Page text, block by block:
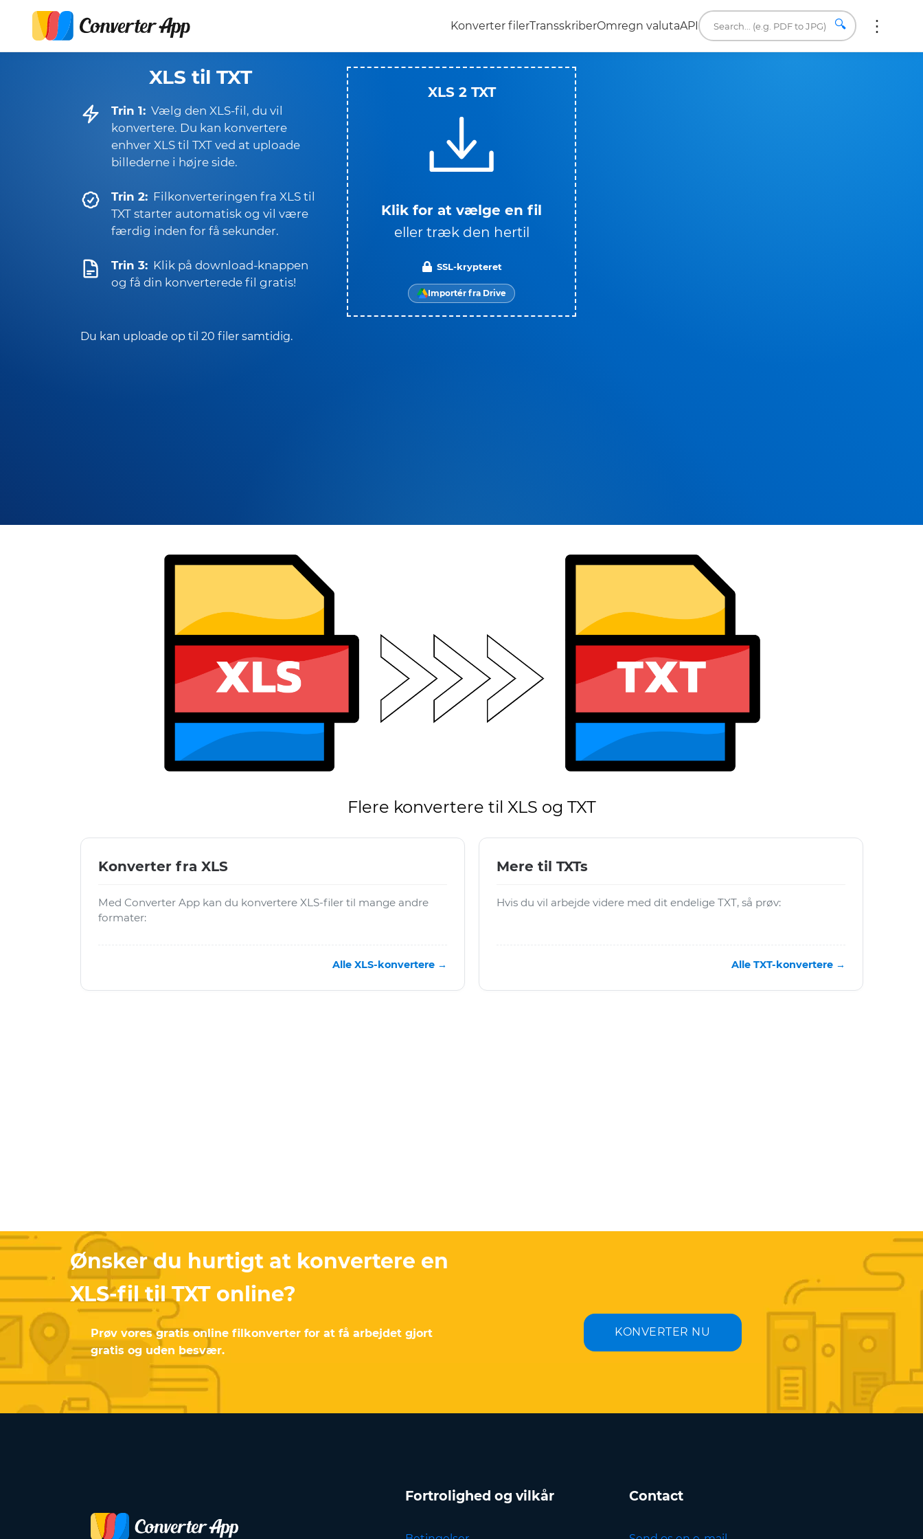
Konverter filerTransskriberOmregn valutaAPI 🔍
XLS til TXT
Trin 1: Vælg den XLS-fil, du vil
konvertere. Du kan konvertere
enhver XLS til TXT ved at uploade
billederne i højre side.
Trin 2: Filkonverteringen fra XLS til
TXT starter automatisk og vil være
færdig inden for få sekunder.
Trin 3: Klik på download-knappen
og få din konverterede fil gratis!
Du kan uploade op til 20 filer samtidig.
XLS 2 TXT
Klik for at vælge en fil
eller træk den hertil
SSL-krypteret
Importér fra Drive
Flere konvertere til XLS og TXT
Konverter fra XLS
Med Converter App kan du konvertere XLS-filer til mange andre
formater:
Alle XLS-konvertere →
Mere til TXTs
Hvis du vil arbejde videre med dit endelige TXT, så prøv:
Alle TXT-konvertere →
Ønsker du hurtigt at konvertere en
XLS-fil til TXT online?
Prøv vores gratis online filkonverter for at få arbejdet gjort
gratis og uden besvær.
KONVERTER NU
Fortrolighed og vilkår Contact